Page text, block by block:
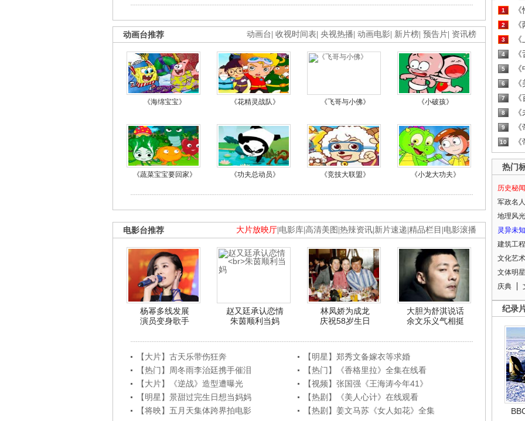
动画台 收视时间表 央视热播 动画电影 新片榜 预告片 资讯榜
动画台推荐
《海绵宝宝》 《花精灵战队》 《飞哥与小佛》 《小破孩》
《蔬菜宝宝要回家》 《功夫总动员》 《竞技大联盟》 《小龙大功夫》
大片放映厅 电影库 高清美图 热辣资讯 新片速递 精品栏目 电影滚播
电影台推荐
杨幂多线发展
演员变身歌手
赵又廷承认恋情
朱茵顺利当妈
林凤娇为成龙
庆祝58岁生日
大胆为舒淇说话
余文乐义气相挺
【大片】古天乐带伤狂奔
【明星】郑秀文备嫁衣等求婚
【热门】周冬雨李治廷携手催泪
【热门】《香格里拉》全集在线看
【大片】《逆战》造型遭曝光
【视频】张国强《王海涛今年41》
【明星】景甜过完生日想当妈妈
【热剧】《美人心计》在线观看
【将映】五月天集体跨界拍电影
【热剧】姜文马苏《女人如花》全集
1
2
3
4
5
6
7
8
9
10
热门
历史秘闻
军政名人
地理风光
灵异未知
建筑工程
文化艺术
文体明星
庆典
纪录